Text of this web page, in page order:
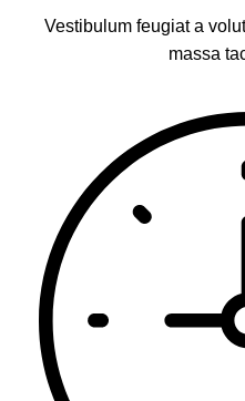
Vestibulum feugiat a
massa